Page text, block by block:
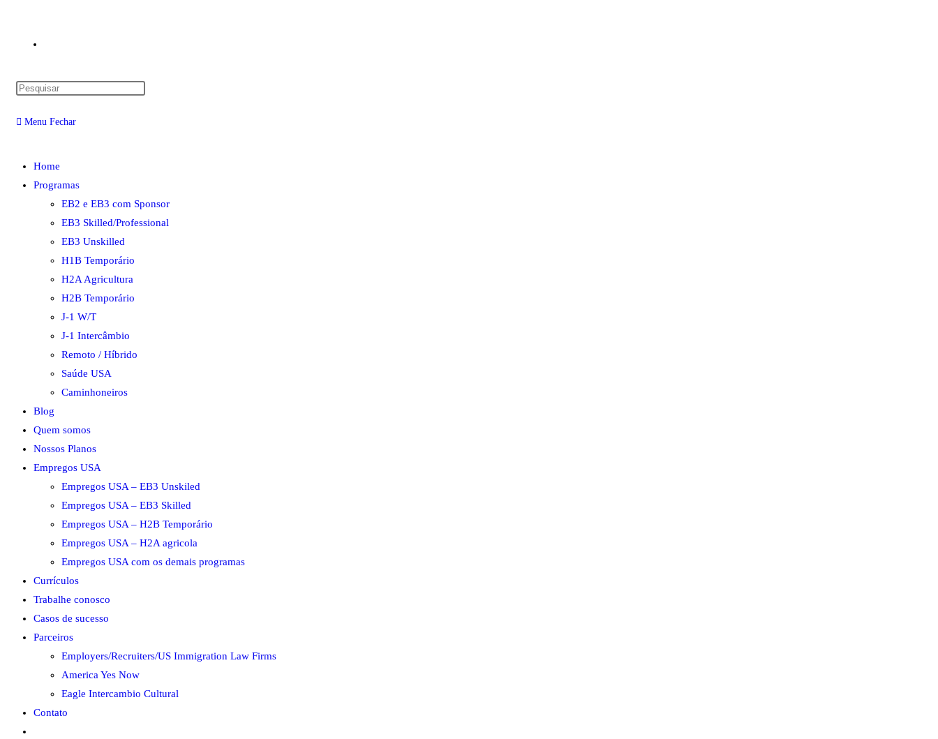
pesquisa
painel
de
Menu Fechar
Home
Programas
EB2 e EB3 com Sponsor
EB3 Skilled/Professional
EB3 Unskilled
H1B Temporário
H2A Agricultura
H2B Temporário
J-1 W/T
J-1 Intercâmbio
Remoto / Híbrido
Saúde USA
Caminhoneiros
Blog
Quem somos
Nossos Planos
Empregos USA
Empregos USA – EB3 Unskiled
Empregos USA – EB3 Skilled
Empregos USA – H2B Temporário
Empregos USA – H2A agricola
Empregos USA com os demais programas
Currículos
Trabalhe conosco
Casos de sucesso
Parceiros
Employers/Recruiters/US Immigration Law Firms
America Yes Now
Eagle Intercambio Cultural
Contato